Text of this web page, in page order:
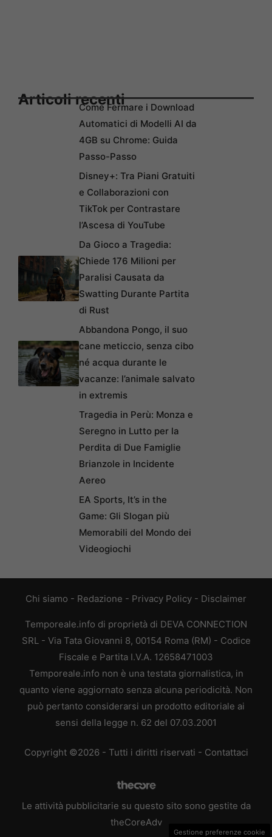
Articoli recentiCome Fermare i Download
Automatici di Modelli AI da
4GB su Chrome: Guida
Passo-Passo
Disney+: Tra Piani Gratuiti
e Collaborazioni con
TikTok per Contrastare
l’Ascesa di YouTube
Da Gioco a Tragedia:
Chiede 176 Milioni per
Paralisi Causata da
Swatting Durante Partita
di Rust
Abbandona Pongo, il suo
cane meticcio, senza cibo
né acqua durante le
vacanze: l’animale salvato
in extremis
Tragedia in Perù: Monza e
Seregno in Lutto per la
Perdita di Due Famiglie
Brianzole in Incidente
Aereo
EA Sports, It’s in the
Game: Gli Slogan più
Memorabili del Mondo dei
Videogiochi
Chi siamo - Redazione - Privacy Policy - Disclaimer
Temporeale.info di proprietà di DEVA CONNECTION
SRL - Via Tata Giovanni 8, 00154 Roma (RM) - Codice
Fiscale e Partita I.V.A. 12658471003
Temporeale.info non è una testata giornalistica, in
quanto viene aggiornato senza alcuna periodicità. Non
può pertanto considerarsi un prodotto editoriale ai
sensi della legge n. 62 del 07.03.2001
Copyright ©2026 - Tutti i diritti riservati - Contattaci
Le attività pubblicitarie su questo sito sono gestite da
theCoreAdv
Gestione preferenze cookie